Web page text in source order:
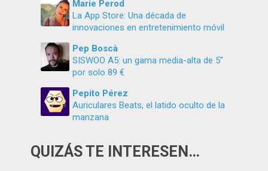
Marie Perod
La App Store: Una década de
innovaciones en entretenimiento móvil
Pep Boscà
SISWOO A5: un gama media-alta de 5″
por solo 89 €
Pepito Pérez
Auriculares Beats, el latido oculto de la
manzana
QUIZÁS TE INTERESEN…